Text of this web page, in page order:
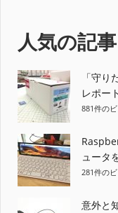
ゲ
ー
シ
ョ
ン
人気の記事
「守
レポート
881件の
ュータ
281件の
意外と